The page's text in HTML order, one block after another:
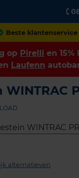
Achteraf betalen
op Pirelli en
Laufenn
alternatieven